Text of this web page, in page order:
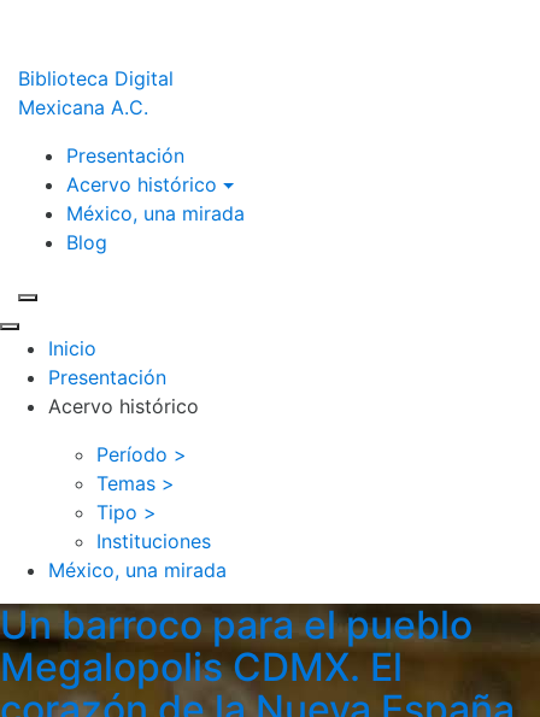
Biblioteca Digital
Mexicana A.C.
Presentación
Acervo histórico
México, una mirada
Blog
Inicio
Presentación
Acervo histórico
Período >
Temas >
Tipo >
Instituciones
México, una mirada
Un barroco para el pueblo
Megalopolis CDMX. El